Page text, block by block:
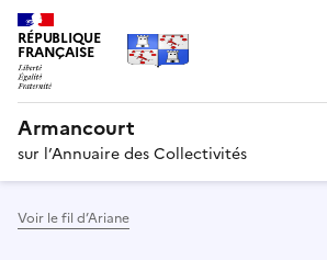
RÉPUBLIQUE
FRANÇAISE
Armancourt
sur l’Annuaire des Collectivités
Voir le fil d’Ariane